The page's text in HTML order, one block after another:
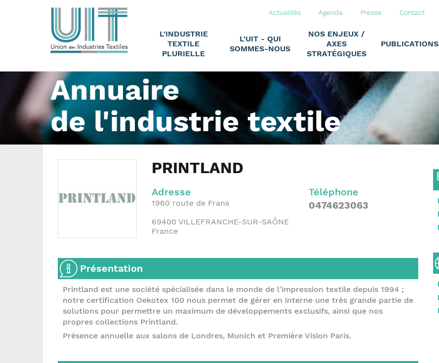
Actualités Agenda Presse Contact
L'INDUSTRIE
TEXTILE
PLURIELLE
L'UIT - QUI
SOMMES-NOUS
NOS ENJEUX /
AXES
STRATÉGIQUES
PUBLICATIONS
Annuaire
de l'industrie textile
PRINTLAND
Adresse
1960 route de Frans
69400 VILLEFRANCHE-SUR-SAÔNE
France
Téléphone
0474623063
Présentation
Printland est une société spécialisée dans le monde de l'impression textile depuis 1994 ;
notre certification Oekotex 100 nous permet de gérer en interne une très grande partie de
solutions pour permettre un maximum de développements exclusifs, ainsi que nos
propres collections Printland.
Présence annuelle aux salons de Londres, Munich et Première Vision Paris.